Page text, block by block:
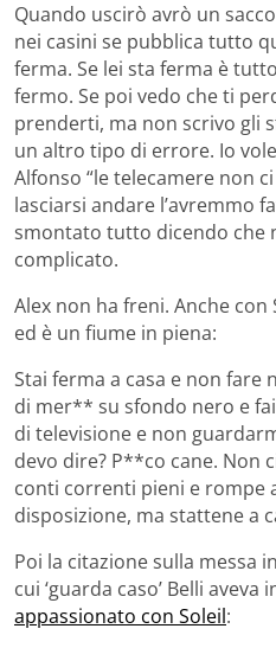
Quando uscirò avrò un
nei casini se pubblica tutto
ferma. Se lei sta ferma è
fermo. Se poi vedo che ti
prenderti, ma non scrivo gli
un altro tipo di errore. Io
Alfonso “le telecamere non
lasciarsi andare l’avremmo
smontato tutto dicendo che
complicato.
Alex non ha freni. Anche
ed è un fiume in piena:
Stai ferma a casa e non fare
di mer** su sfondo nero e
di televisione e non
devo dire? P**co cane. Non
conti correnti pieni e rompe
disposizione, ma stattene a
Poi la citazione sulla messa
cui ‘guarda caso’ Belli aveva
appassionato con Soleil: